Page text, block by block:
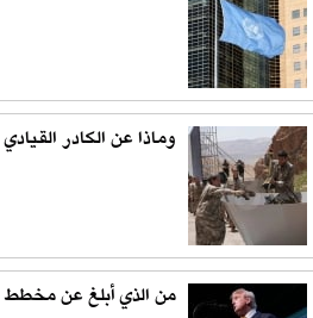
وماذا عن الكادر
من الذي أبلغ عن مخطط